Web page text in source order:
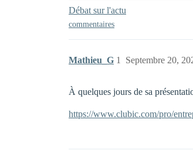
Débat sur l'actu
commentaires
Mathieu_G Septembre 20,
1
À quelques jours de sa
https://www.clubic.com/pro/